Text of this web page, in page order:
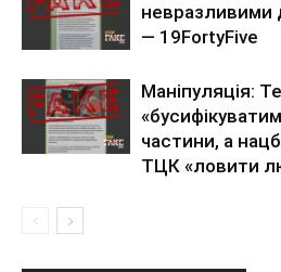
невразливими
— 19FortyFive
Маніпуляція:
частини, а
ТЦК «ловити